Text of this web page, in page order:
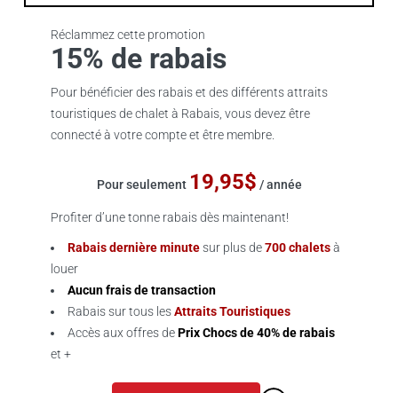
Réclammez cette promotion
15% de rabais
Pour bénéficier des rabais et des différents attraits
touristiques de chalet à Rabais, vous devez être
connecté à votre compte et être membre.
Pour seulement 19,95$ / année
Profiter d’une tonne rabais dès maintenant!
Rabais dernière minutesur plus de700 chaletsà
louer
Aucun frais de transaction
Rabais sur tous lesAttraits Touristiques
Accès aux offres dePrix Chocs de 40% de rabais
et +